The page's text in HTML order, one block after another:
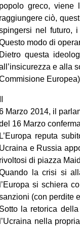
popolo greco, viene
raggiungere ciò,
nel futuro,
modo di
Dietro questa
e alla
Marzo 2014, il
16 Marzo
L’Europa reputa
Ucraina e Russia
rivoltosi di piazza
la crisi si
l’Europa si schiera
(con perdite
Sotto la retorica
l’Ucraina nella